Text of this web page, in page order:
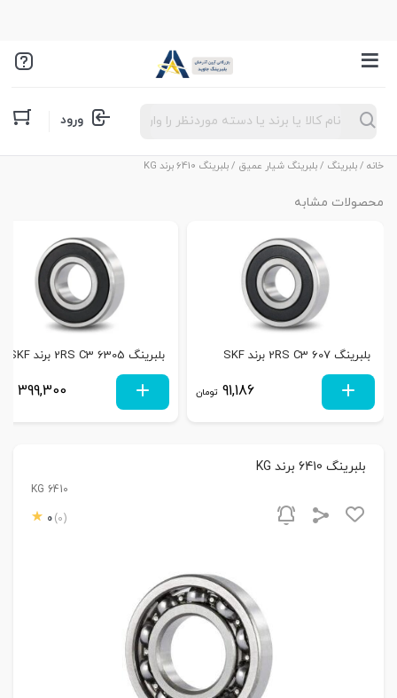
Products
search ورود
خانه /بلبرینگ /بلبرینگ شیار عمیق / بلبرینگ 6410 برند KG
محصولات مشابه
بلبرینگ 607 2RS C3 برند SKF
91,186 تومان
بلبرینگ 6305 2RS C3 برند SKF
399,300
بلبرینگ 6410 برند KG
KG 6410
0 (0)